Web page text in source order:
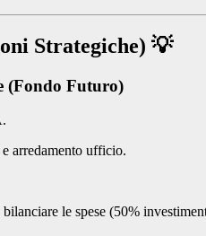
Strategiche) 💡
(Fondo Futuro)
arredamento ufficio.
le spese (50%